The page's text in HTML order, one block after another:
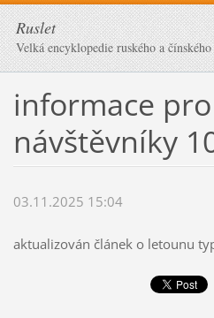
Ruslet
Velká encyklopedie ruského a
informace pro
návštěvníky
03.11.2025 15:04
aktualizován článek o letounu